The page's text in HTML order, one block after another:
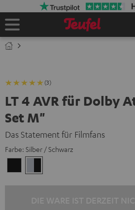
Startseite
(3)
LT 4 AVR für Dolby
Set M"
Das Statement für Filmfans
Farbe: Silber / Schwarz
/